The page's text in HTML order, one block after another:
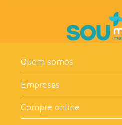
Quem somos
Empresas
Compre online